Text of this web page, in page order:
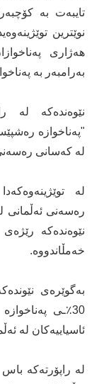
نوێترین
هەژاری
بەرامبەر بە
نێوەندەکە لە
"پەناخوازە
لە کەسانی
رەسەنی ئەڵمانی
نێوەندەکە
خەمڵاندووە.
ئاسیاییەکان لە
لە راپۆرتەکە